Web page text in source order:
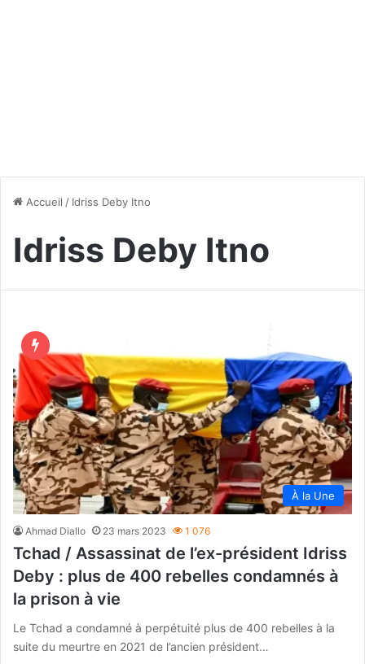
Accueil / Idriss Deby Itno
Idriss Deby Itno
À la Une
Ahmad Diallo 23 mars 2023 1 076
Tchad / Assassinat de l’ex-président Idriss
Deby : plus de 400 rebelles condamnés à
la prison à vie
Le Tchad a condamné à perpétuité plus de 400 rebelles à la
suite du meurtre en 2021 de l’ancien président…